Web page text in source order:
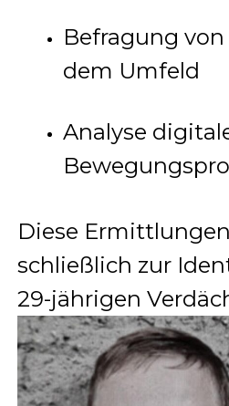
Befragung
dem Umfeld
Analyse
Diese
schließlich zur
29-jährigen